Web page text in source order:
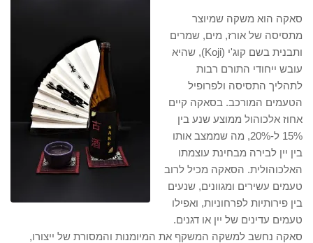
סאקה הוא משקה שמיוצר
מתסיסה של אורז, מים, שמרים
ותבנית בשם קוג'י (Koji), שהיא
עובש ייחודי התורם רבות
לתהליך התסיסה ולפרופיל
הטעמים המורכב. בסאקה קיים
אחוז אלכוהול ממוצע שנע בין
15% ל-20%, מה שממצב אותו
בין יין לבירה מבחינת עוצמתו
האלכוהולית. הסאקה מכיל לרוב
טעמים עשירים ומגוונים, שנעים
בין פירותיות לפרחוניות, ואפילו
טעמים עדינים של יין או דגנים.
סאקה נחשב למשקה המשקף את המיומנות והמסורת של ייצורו,